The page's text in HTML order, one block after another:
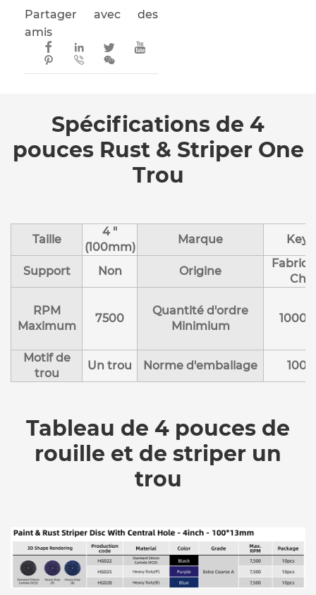
Partager avec des
amis
  


 
Spécifications de 4
pouces Rust & Striper One
Trou
Taille
4 "
(100mm)
Marque
Support Non Origine
RPM
Maximum
7500
Quantité d'ordre
Minimium
Motif de
trou
Un trou Norme d'emballage
Tableau de 4 pouces de
rouille et de striper un
trou